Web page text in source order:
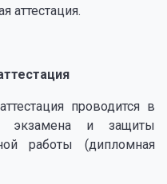
аттестация.
проводится в
экзамена и защиты
работы (дипломная